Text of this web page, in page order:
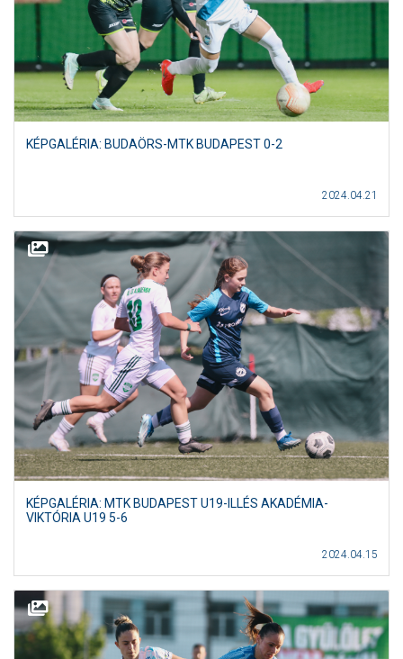
KÉPGALÉRIA: BUDAÖRS-MTK BUDAPEST 0-2
2024.04.21
KÉPGALÉRIA: MTK BUDAPEST U19-ILLÉS AKADÉMIA-
VIKTÓRIA U19 5-6
2024.04.15